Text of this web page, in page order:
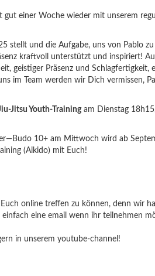
einer Woche wieder mit unserem
stellt und die Aufgabe, uns von Pablo
kraftvoll unterstützt und inspiriert!
geistiger Präsenz und
im Team werden wir Dich vermissen,
Jitsu Youth-Trainingam Dienstag
10+ am Mittwoch wird ab
(Aikido) mit Euch!
online treffen zu können, denn wir
eine email wenn ihr teilnehmen
in unserem youtube-channel!